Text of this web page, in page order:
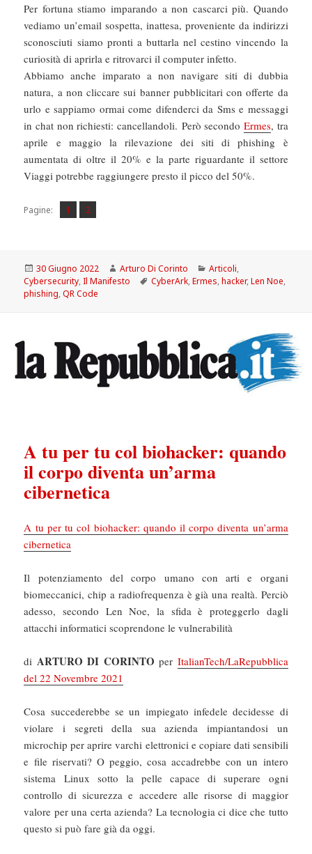
Per fortuna stiamo imparando a non cascarci più. Quando
vediamo un’email sospetta, inattesa, proveniente da indirizzi
sconosciuti siamo pronti a buttarla nel cestino vincendo la
curiosità di aprirla e ritrovarci il computer infetto.
Abbiamo anche imparato a non navigare siti di dubbia
natura, a non cliccare sui banner pubblicitari con offerte da
urlo e sappiamo ormai come difenderci da Sms e messaggi
in chat non richiesti: cancellandoli. Però secondo Ermes, tra
aprile e maggio la rilevazione dei siti di phishing è
aumentata di oltre il 20% e la parte riguardante il settore
Viaggi potrebbe raggiungere presto il picco del 50%.
Pagine: Pagina
1 ,
Pagina
2
Scritto
il
30 Giugno 2022 Autore
Arturo Di Corinto Categorie
Articoli,
Cybersecurity,Il Manifesto Tag
CyberArk,Ermes,hacker,Len Noe,
phishing,QR Code
A tu per tu col biohacker: quando
il corpo diventa un’arma
cibernetica
A tu per tu col biohacker: quando il corpo diventa un’arma
cibernetica
Il potenziamento del corpo umano con arti e organi
biomeccanici, chip a radiofrequenza è già una realtà. Perciò
adesso, secondo Len Noe, la sfida è proteggerlo dagli
attacchi informatici scoprendone le vulnerabilità
di ARTURO DI CORINTO per ItalianTech/LaRepubblica
del 22 Novembre 2021
Cosa succederebbe se un impiegato infedele decidesse di
violare i segreti della sua azienda impiantandosi un
microchip per aprire varchi elettronici e copiare dati sensibili
e file riservati? O peggio, cosa accadrebbe con un intero
sistema Linux sotto la pelle capace di superare ogni
controllo di sicurezza e accedere alle risorse di maggior
valore per una certa azienda? La tecnologia ci dice che tutto
questo si può fare già da oggi.